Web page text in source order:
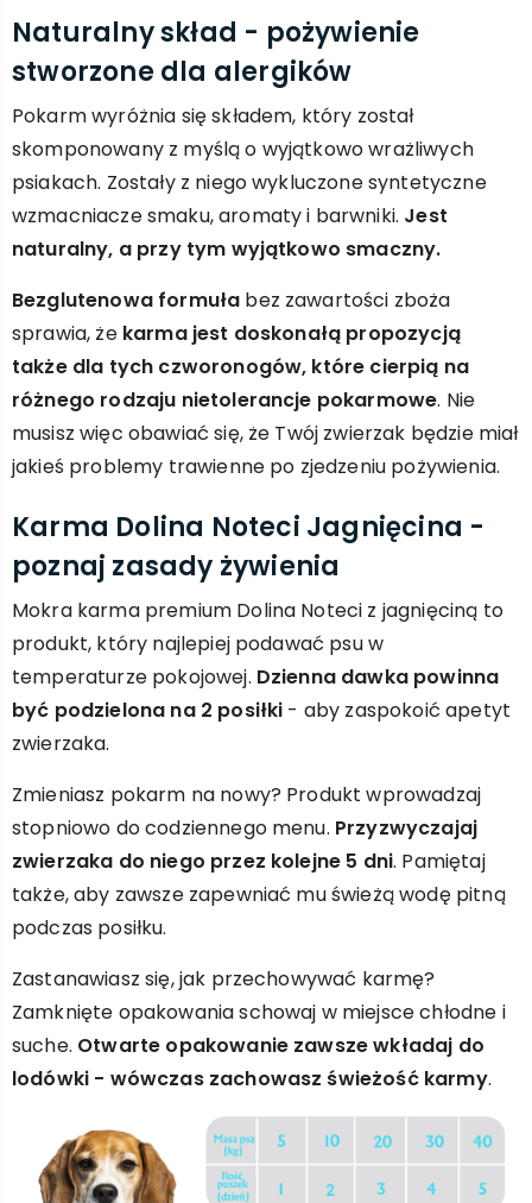
Naturalny skład - pożywienie
stworzone dla alergików
Pokarm wyróżnia się składem, który został
skomponowany z myślą o wyjątkowo wrażliwych
psiakach. Zostały z niego wykluczone syntetyczne
wzmacniacze smaku, aromaty i barwniki. Jest
naturalny, a przy tym wyjątkowo smaczny.
Bezglutenowa formuła bez zawartości zboża
sprawia, że karma jest doskonałą propozycją
także dla tych czworonogów, które cierpią na
różnego rodzaju nietolerancje pokarmowe. Nie
musisz więc obawiać się, że Twój zwierzak będzie miał
jakieś problemy trawienne po zjedzeniu pożywienia.
Karma Dolina Noteci Jagnięcina -
poznaj zasady żywienia
Mokra karma premium Dolina Noteci z jagnięciną to
produkt, który najlepiej podawać psu w
temperaturze pokojowej. Dzienna dawka powinna
być podzielona na 2 posiłki - aby zaspokoić apetyt
zwierzaka.
Zmieniasz pokarm na nowy? Produkt wprowadzaj
stopniowo do codziennego menu. Przyzwyczajaj
zwierzaka do niego przez kolejne 5 dni. Pamiętaj
także, aby zawsze zapewniać mu świeżą wodę pitną
podczas posiłku.
Zastanawiasz się, jak przechowywać karmę?
Zamknięte opakowania schowaj w miejsce chłodne i
suche. Otwarte opakowanie zawsze wkładaj do
lodówki - wówczas zachowasz świeżość karmy.